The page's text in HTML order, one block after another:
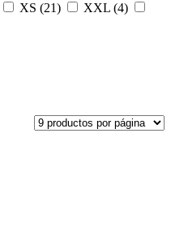
XS (21)
XXL (4)